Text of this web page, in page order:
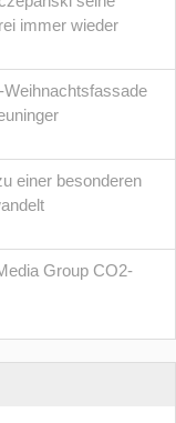
immer wieder
einer besonderen
Group CO2-